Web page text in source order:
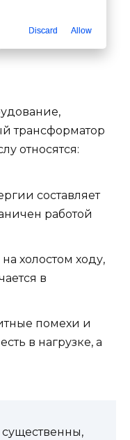
и обратно
трансформатор
относятся:
составляет
работой
холостом ходу,
в
помехи и
в нагрузке, а
существенны,
Discard Allow